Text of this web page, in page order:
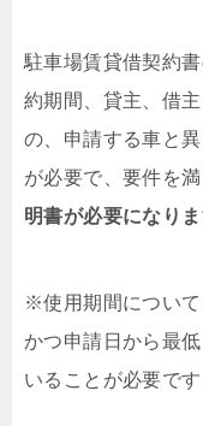
駐車場賃貸借契約
約期間、貸主、借
の、申請する車と
が必要で、要件を
明書が必要になりま
※使用期間について
かつ申請日から最
いることが必要です